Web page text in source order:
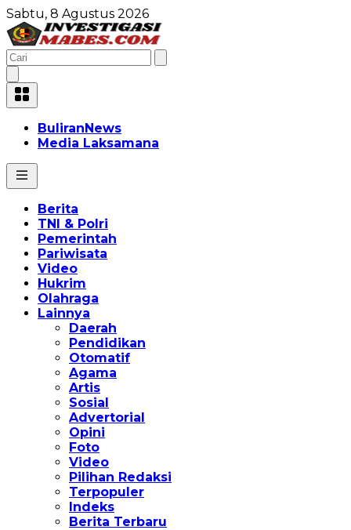
Sabtu, 8 Agustus 2026
BuliranNews
Media Laksamana
Berita
TNI & Polri
Pemerintah
Pariwisata
Video
Hukrim
Olahraga
Lainnya
Daerah
Pendidikan
Otomatif
Agama
Artis
Sosial
Advertorial
Opini
Foto
Video
Pilihan Redaksi
Terpopuler
Indeks
Berita Terbaru